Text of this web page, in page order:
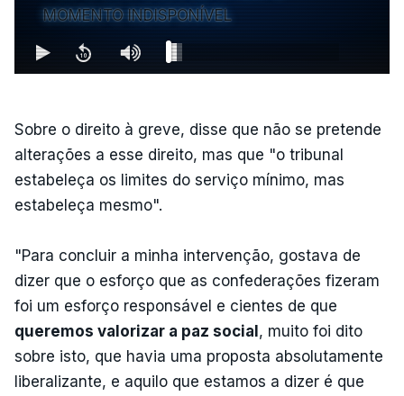
MOMENTO INDISPONÍVEL
Sobre o direito à greve, disse que não se pretende
alterações a esse direito, mas que "o tribunal
estabeleça os limites do serviço mínimo, mas
estabeleça mesmo".
"Para concluir a minha intervenção, gostava de
dizer que o esforço que as confederações fizeram
foi um esforço responsável e cientes de que
queremos valorizar a paz social, muito foi dito
sobre isto, que havia uma proposta absolutamente
liberalizante, e aquilo que estamos a dizer é que